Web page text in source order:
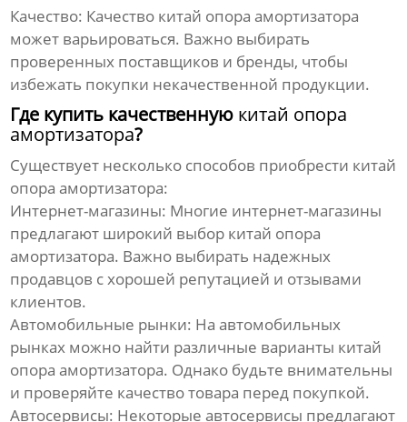
Качество: Качество китай опора амортизатора
может варьироваться. Важно выбирать
проверенных поставщиков и бренды, чтобы
избежать покупки некачественной продукции.
Где купить качественную китай опора
амортизатора?
Существует несколько способов приобрести китай
опора амортизатора:
Интернет-магазины: Многие интернет-магазины
предлагают широкий выбор китай опора
амортизатора. Важно выбирать надежных
продавцов с хорошей репутацией и отзывами
клиентов.
Автомобильные рынки: На автомобильных
рынках можно найти различные варианты китай
опора амортизатора. Однако будьте внимательны
и проверяйте качество товара перед покупкой.
Автосервисы: Некоторые автосервисы предлагают